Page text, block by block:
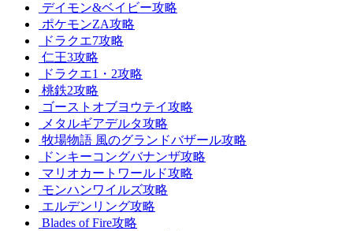
デイモン&ベイビー攻略
ポケモンZA攻略
ドラクエ7攻略
仁王3攻略
ドラクエ1・2攻略
桃鉄2攻略
ゴーストオブヨウテイ攻略
メタルギアデルタ攻略
牧場物語 風のグランドバザール攻略
ドンキーコングバナンザ攻略
マリオカートワールド攻略
モンハンワイルズ攻略
エルデンリング攻略
Blades of Fire攻略